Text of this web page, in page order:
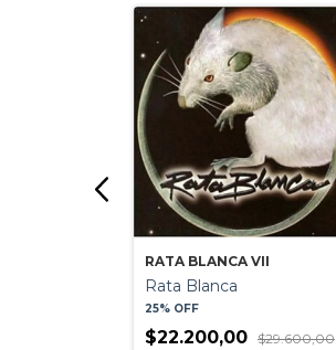
RATA BLANCA VII
Rata Blanca
25% OFF
$22.200,00 $29.600,00